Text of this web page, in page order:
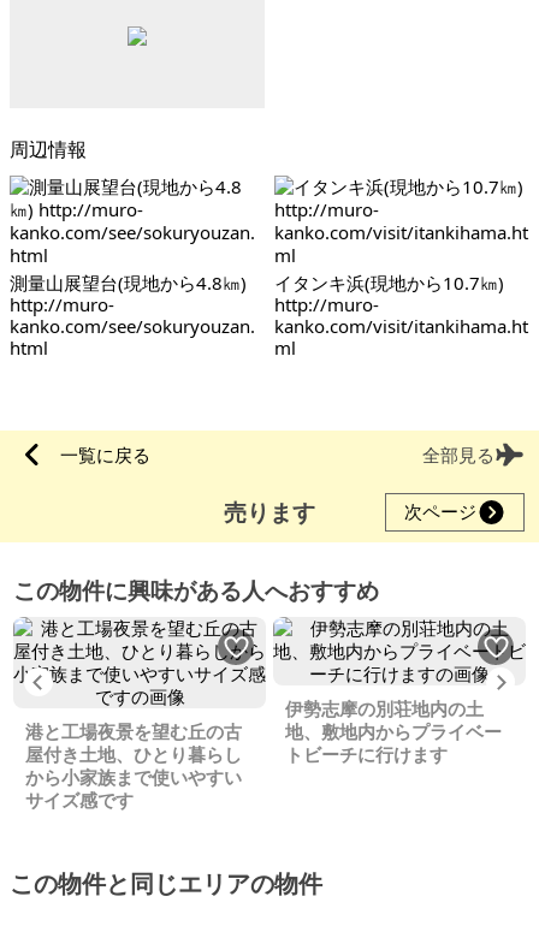
周辺情報
測量山展望台(現地から4.8㎞)
http://muro-
kanko.com/see/sokuryouzan.
html
イタンキ浜(現地から10.7㎞)
http://muro-
kanko.com/visit/itankihama.ht
ml
一覧に戻る 全部見る
売ります 次ページ
この物件に興味がある人へおすすめ
Previous
港と工場夜景を望む丘の古
屋付き土地、ひとり暮らし
から小家族まで使いやすい
サイズ感です
伊勢志摩の別荘地内の土
地、敷地内からプライベー
トビーチに行けます
この物件と同じエリアの物件